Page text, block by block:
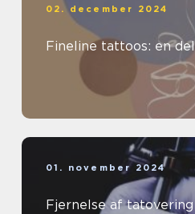
02. december 2024
Fineline tattoos: en
01. november 2024
Fjernelse af tatovering